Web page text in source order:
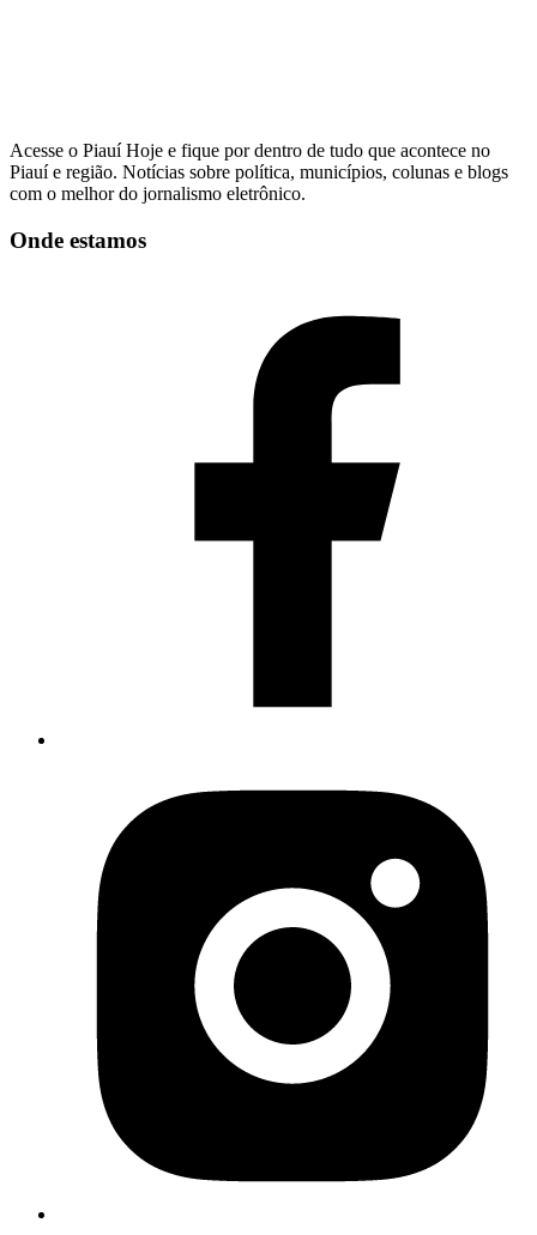
Acesse o Piauí Hoje e fique por dentro de tudo que acontece no
Piauí e região. Notícias sobre política, municípios, colunas e blogs
com o melhor do jornalismo eletrônico.
Onde estamos